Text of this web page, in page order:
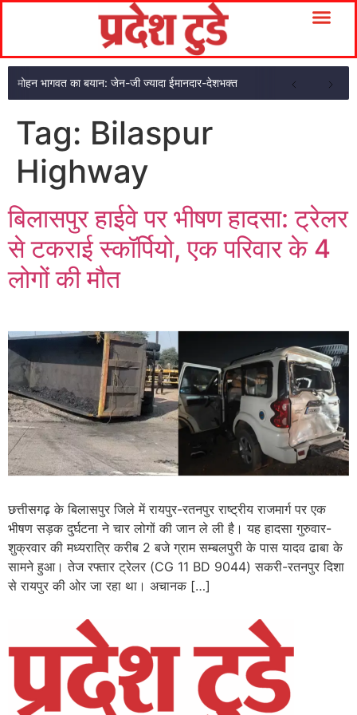
मोहन भागवत का बयान: जेन-जी ज्यादा ईमानदार-देशभक्त
Tag: Bilaspur
Highway
बिलासपुर हाईवे पर भीषण हादसा: ट्रेलर
से टकराई स्कॉर्पियो, एक परिवार के 4
लोगों की मौत
छत्तीसगढ़ के बिलासपुर जिले में रायपुर-रतनपुर राष्ट्रीय राजमार्ग पर एक
भीषण सड़क दुर्घटना ने चार लोगों की जान ले ली है। यह हादसा गुरुवार-
शुक्रवार की मध्यरात्रि करीब 2 बजे ग्राम सम्बलपुरी के पास यादव ढाबा के
सामने हुआ। तेज रफ्तार ट्रेलर (CG 11 BD 9044) सकरी-रतनपुर दिशा
से रायपुर की ओर जा रहा था। अचानक […]